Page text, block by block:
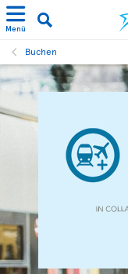
Menü
Buchen